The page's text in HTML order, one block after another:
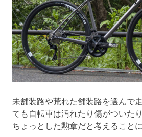
未舗装路や荒れた舗装路を選んで
ても自転車は汚れたり傷がついた
ちょっとした勲章だと考えること